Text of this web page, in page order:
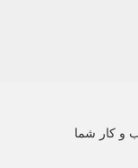
و کار شما